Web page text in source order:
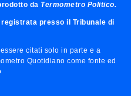
da Termometro Politico.
presso il Tribunale di
citati solo in parte e a
Quotidiano come fonte ed